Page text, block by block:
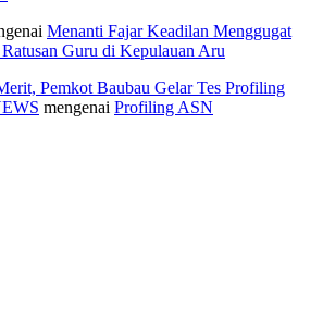
Menanti Fajar Keadilan Menggugat
Guru di Kepulauan Aru
Pemkot Baubau Gelar Tes Profiling
mengenai Profiling ASN